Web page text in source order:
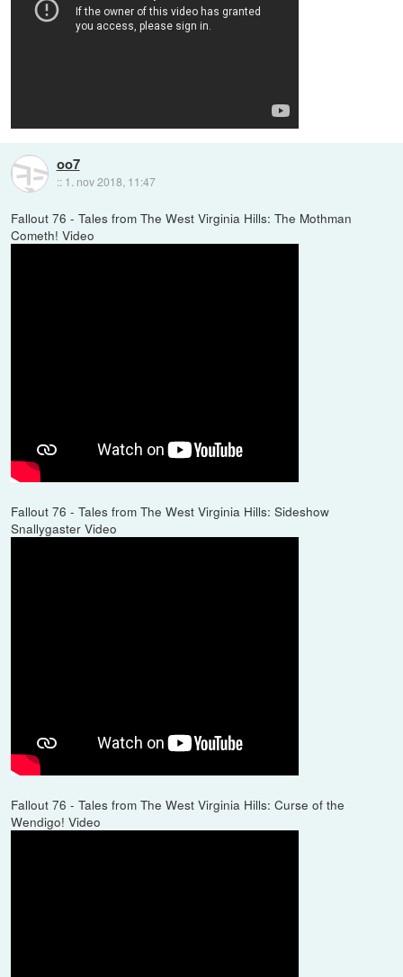
oo7
:: 1. nov 2018, 11:47
Fallout 76 - Tales from The West Virginia Hills: The Mothman
Cometh! Video
Fallout 76 - Tales from The West Virginia Hills: Sideshow
Snallygaster Video
Fallout 76 - Tales from The West Virginia Hills: Curse of the
Wendigo! Video